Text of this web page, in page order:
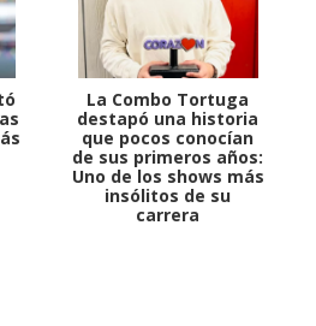
La Combo Tortuga
destapó una historia
que pocos conocían
de sus primeros años:
Uno de los shows más
insólitos de su
carrera